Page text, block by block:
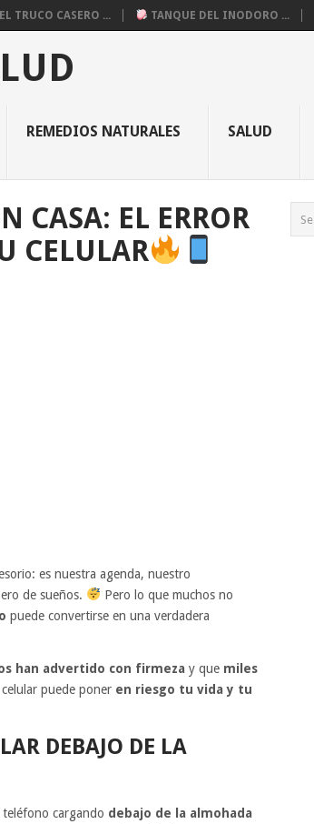
EL TRUCO CASERO ... TANQUE DEL INODORO ...
REMEDIOS NATURALES SALUD
CASA: EL ERROR
CELULAR
es nuestra agenda, nuestro
de sueños.
Pero lo que muchos no
puede convertirse en una verdadera
han advertido con firmeza y que miles
puede poner en riesgo tu vida y tu
DEBAJO DE LA
teléfono cargando debajo de la almohada